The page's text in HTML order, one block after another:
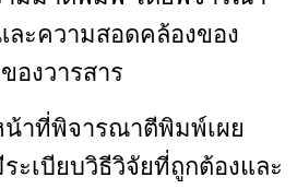
ละความสอดคล้องของ
องวารสาร
าที่พิจารณาตีพิมพ์เผย
ะเบียบวิธีวิจัยที่ถูกต้องและ